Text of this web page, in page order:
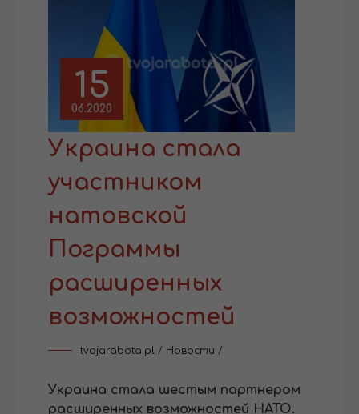
15
06.2020
Украина стала
участником
натовской
Пограммы
расширенных
возможностей
tvojarabota.pl / Новости /
Украина стала шестым партнером
расширенных возможностей НАТО.